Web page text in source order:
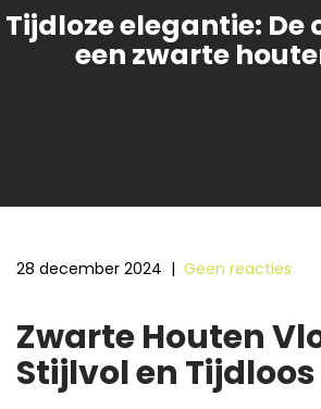
Tijdloze elegantie: De
een zwarte
28 december 2024 | Geen reacties
Zwarte Houten
Stijlvol en Tijdloos